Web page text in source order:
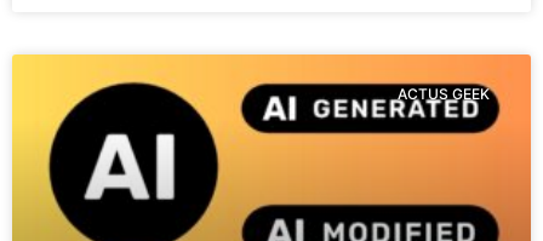
ACTUS GEEK